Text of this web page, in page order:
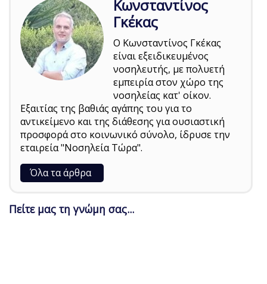
Κωνσταντίνος
Γκέκας
Ο Κωνσταντίνος Γκέκας
είναι εξειδικευμένος
νοσηλευτής, με πολυετή
εμπειρία στον χώρο της
νοσηλείας κατ' οίκον.
Εξαιτίας της βαθιάς αγάπης του για το
αντικείμενο και της διάθεσης για ουσιαστική
προσφορά στο κοινωνικό σύνολο, ίδρυσε την
εταιρεία "Νοσηλεία Τώρα".
Όλα τα άρθρα
Πείτε μας τη γνώμη σας...